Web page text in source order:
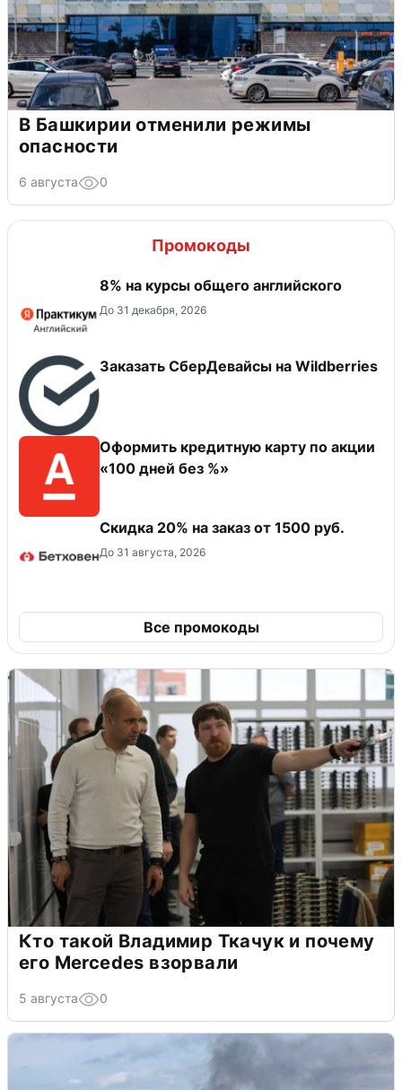
В Башкирии отменили режимы
опасности
6 августа 0
Промокоды
8% на курсы общего английского
До 31 декабря, 2026
Заказать СберДевайсы на Wildberries
Оформить кредитную карту по акции
«100 дней без %»
Скидка 20% на заказ от 1500 руб.
До 31 августа, 2026
Все промокоды
Кто такой Владимир Ткачук и почему
его Mercedes взорвали
5 августа 0